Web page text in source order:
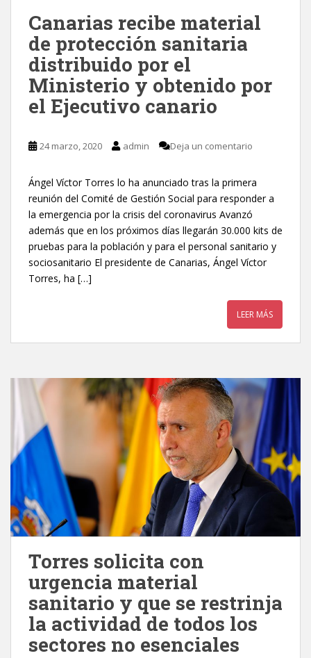
Canarias recibe material
de protección sanitaria
distribuido por el
Ministerio y obtenido por
el Ejecutivo canario
24 marzo, 2020 admin Deja un comentario
Ángel Víctor Torres lo ha anunciado tras la primera
reunión del Comité de Gestión Social para responder a
la emergencia por la crisis del coronavirus Avanzó
además que en los próximos días llegarán 30.000 kits de
pruebas para la población y para el personal sanitario y
sociosanitario El presidente de Canarias, Ángel Víctor
Torres, ha […]
LEER MÁS
Torres solicita con
urgencia material
sanitario y que se restrinja
la actividad de todos los
sectores no esenciales